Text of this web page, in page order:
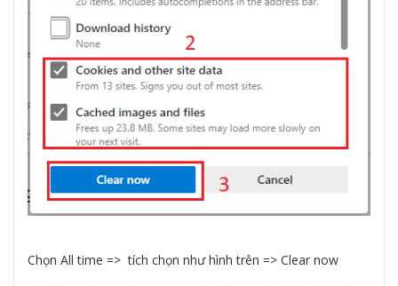
Chọn All time => tích chọn như hình trên => Clear now